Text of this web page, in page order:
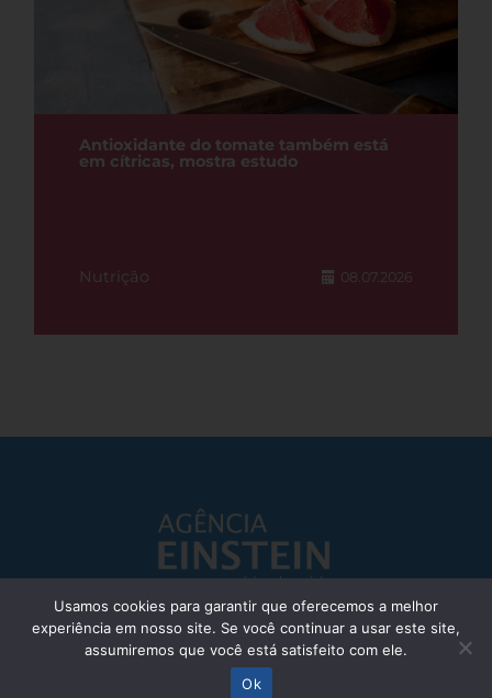
Antioxidante do tomate também está
em cítricas, mostra estudo
Nutrição 08.07.2026
Responsável Técnico: Dr. Eliezer Silva - CRM: 85148-SP
© Einstein Hospital Israelita 2025 - Todos os direitos reservados
Usamos cookies para garantir que oferecemos a melhor
experiência em nosso site. Se você continuar a usar este site,
assumiremos que você está satisfeito com ele.
Ok